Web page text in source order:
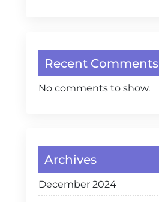
Recent Comments
No comments to show.
Archives
December 2024